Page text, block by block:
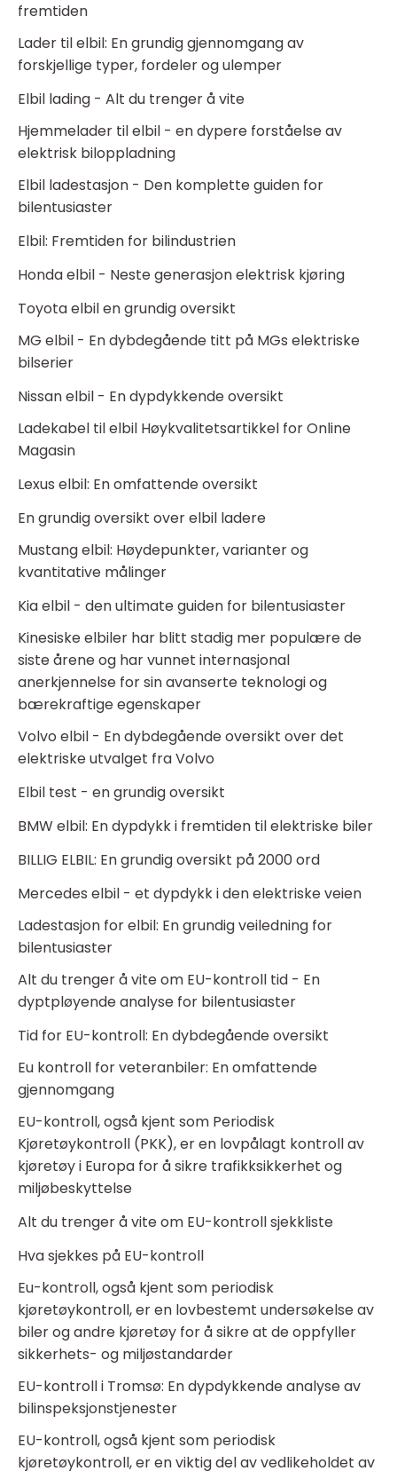
fremtiden
Lader til elbil: En grundig gjennomgang av
forskjellige typer, fordeler og ulemper
Elbil lading - Alt du trenger å vite
Hjemmelader til elbil - en dypere forståelse av
elektrisk biloppladning
Elbil ladestasjon - Den komplette guiden for
bilentusiaster
Elbil: Fremtiden for bilindustrien
Honda elbil - Neste generasjon elektrisk kjøring
Toyota elbil en grundig oversikt
MG elbil - En dybdegående titt på MGs elektriske
bilserier
Nissan elbil - En dypdykkende oversikt
Ladekabel til elbil Høykvalitetsartikkel for Online
Magasin
Lexus elbil: En omfattende oversikt
En grundig oversikt over elbil ladere
Mustang elbil: Høydepunkter, varianter og
kvantitative målinger
Kia elbil - den ultimate guiden for bilentusiaster
Kinesiske elbiler har blitt stadig mer populære de
siste årene og har vunnet internasjonal
anerkjennelse for sin avanserte teknologi og
bærekraftige egenskaper
Volvo elbil - En dybdegående oversikt over det
elektriske utvalget fra Volvo
Elbil test - en grundig oversikt
BMW elbil: En dypdykk i fremtiden til elektriske biler
BILLIG ELBIL: En grundig oversikt på 2000 ord
Mercedes elbil - et dypdykk i den elektriske veien
Ladestasjon for elbil: En grundig veiledning for
bilentusiaster
Alt du trenger å vite om EU-kontroll tid - En
dyptpløyende analyse for bilentusiaster
Tid for EU-kontroll: En dybdegående oversikt
Eu kontroll for veteranbiler: En omfattende
gjennomgang
EU-kontroll, også kjent som Periodisk
Kjøretøykontroll (PKK), er en lovpålagt kontroll av
kjøretøy i Europa for å sikre trafikksikkerhet og
miljøbeskyttelse
Alt du trenger å vite om EU-kontroll sjekkliste
Hva sjekkes på EU-kontroll
Eu-kontroll, også kjent som periodisk
kjøretøykontroll, er en lovbestemt undersøkelse av
biler og andre kjøretøy for å sikre at de oppfyller
sikkerhets- og miljøstandarder
EU-kontroll i Tromsø: En dypdykkende analyse av
bilinspeksjonstjenester
EU-kontroll, også kjent som periodisk
kjøretøykontroll, er en viktig del av vedlikeholdet av